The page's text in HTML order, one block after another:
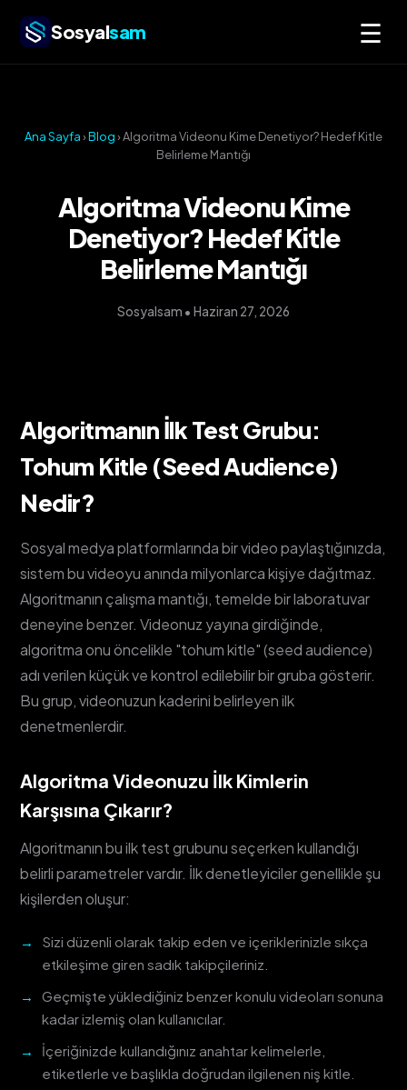
Sosyalsam ☰
Ana Sayfa›Blog› Algoritma Videonu Kime Denetiyor? Hedef Kitle
Belirleme Mantığı
Algoritma Videonu Kime
Denetiyor? Hedef Kitle
Belirleme Mantığı
Sosyalsam • Haziran 27, 2026
Algoritmanın İlk Test Grubu:
Tohum Kitle (Seed Audience)
Nedir?
Sosyal medya platformlarında bir video paylaştığınızda,
sistem bu videoyu anında milyonlarca kişiye dağıtmaz.
Algoritmanın çalışma mantığı, temelde bir laboratuvar
deneyine benzer. Videonuz yayına girdiğinde,
algoritma onu öncelikle "tohum kitle" (seed audience)
adı verilen küçük ve kontrol edilebilir bir gruba gösterir.
Bu grup, videonuzun kaderini belirleyen ilk
denetmenlerdir.
Algoritma Videonuzu İlk Kimlerin
Karşısına Çıkarır?
Algoritmanın bu ilk test grubunu seçerken kullandığı
belirli parametreler vardır. İlk denetleyiciler genellikle şu
kişilerden oluşur:
Sizi düzenli olarak takip eden ve içeriklerinizle sıkça
etkileşime giren sadık takipçileriniz.
Geçmişte yüklediğiniz benzer konulu videoları sonuna
kadar izlemiş olan kullanıcılar.
İçeriğinizde kullandığınız anahtar kelimelerle,
etiketlerle ve başlıkla doğrudan ilgilenen niş kitle.